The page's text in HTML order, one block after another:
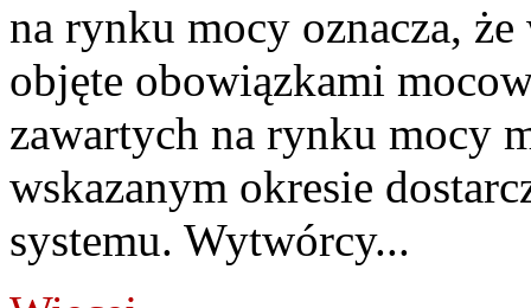
na rynku mocy oznacza,
objęte obowiązkami
zawartych na rynku mocy
wskazanym okresie
systemu. Wytwórcy...